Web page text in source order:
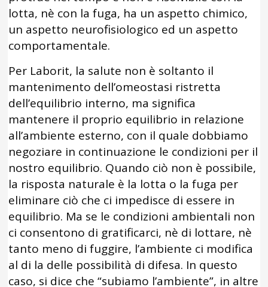
lotta, nè con la fuga, ha un aspetto chimico,
un aspetto neurofisiologico ed un aspetto
comportamentale.
Per Laborit, la salute non è soltanto il
mantenimento dell’omeostasi ristretta
dell’equilibrio interno, ma significa
mantenere il proprio equilibrio in relazione
all’ambiente esterno, con il quale dobbiamo
negoziare in continuazione le condizioni per il
nostro equilibrio. Quando ciò non è possibile,
la risposta naturale è la lotta o la fuga per
eliminare ciò che ci impedisce di essere in
equilibrio. Ma se le condizioni ambientali non
ci consentono di gratificarci, nè di lottare, nè
tanto meno di fuggire, l’ambiente ci modifica
al di la delle possibilità di difesa. In questo
caso, si dice che “subiamo l’ambiente”, in altre